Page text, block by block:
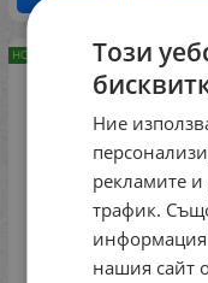
НОВ ПРОДУКТ Този
Ние
рекламите
трафик.
информация
нашия сайт